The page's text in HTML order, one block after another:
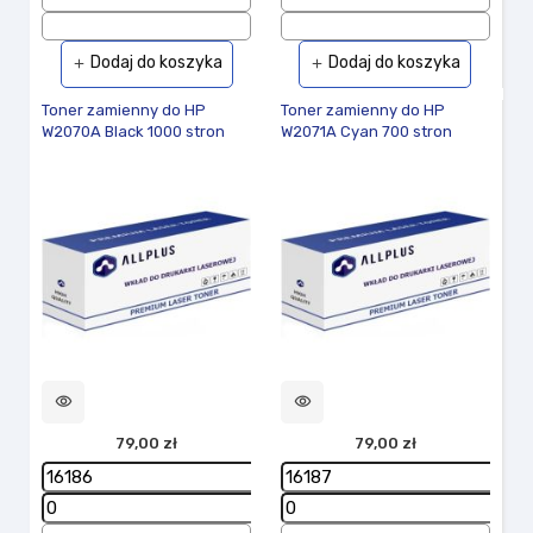
add Dodaj do koszyka add Dodaj do koszyka
Toner zamienny do HP
W2070A Black 1000 stron
visibility
79,00 zł
Toner zamienny do HP
W2071A Cyan 700 stron
visibility
79,00 zł